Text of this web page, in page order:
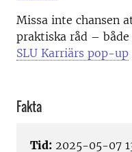
Missa inte chansen
praktiska råd –
SLU Karriärs pop-up
Fakta
Tid: 2025-05-07